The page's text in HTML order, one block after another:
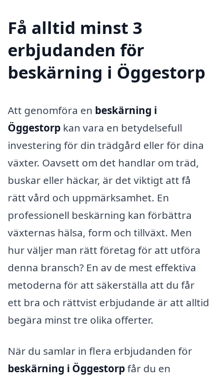
Få alltid minst 3
erbjudanden för
beskärning i Öggestorp
Att genomföra en beskärning i
Öggestorp kan vara en betydelsefull
investering för din trädgård eller för dina
växter. Oavsett om det handlar om träd,
buskar eller häckar, är det viktigt att få
rätt vård och uppmärksamhet. En
professionell beskärning kan förbättra
växternas hälsa, form och tillväxt. Men
hur väljer man rätt företag för att utföra
denna bransch? En av de mest effektiva
metoderna för att säkerställa att du får
ett bra och rättvist erbjudande är att alltid
begära minst tre olika offerter.
När du samlar in flera erbjudanden för
beskärning i Öggestorpfår du en